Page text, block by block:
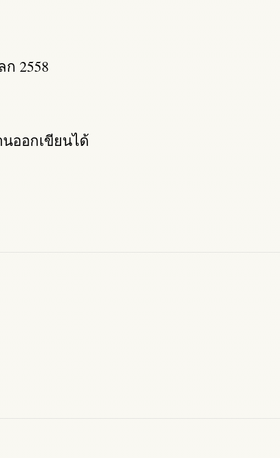
2558
นออกเขียนได้